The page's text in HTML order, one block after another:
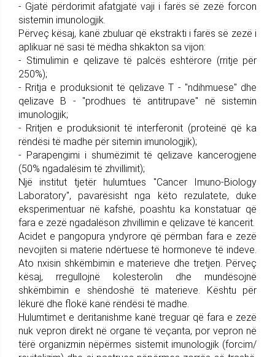
- Gjatë përdorimit afatgjatë vaji i farës së zezë forcon
sistemin imunologjik.
Përveç kësaj, kanë zbuluar që ekstrakti i farës së zezë i
aplikuar në sasi të mëdha shkakton sa vijon:
- Stimulimin e qelizave të palcës eshtërore (rritje për
250%);
- Rritja e produksionit të qelizave T - "ndihmuese" dhe
qelizave B - "prodhues të antitrupave" në sistemin
imunologjik;
- Rritjen e produksionit të interferonit (proteinë që ka
rëndësi të madhe për sitemin imunologjik);
- Parapengimi i shumëzimit të qelizave kancerogjene
(50% ngadalësim të zhvillimit);
Një institut tjetër hulumtues "Cancer Imuno-Biology
Laboratory", pavarësisht nga këto rezulatete, duke
eksperimentuar në kafshë, poashtu ka konstatuar që
fara e zezë ngadalëson zhvillimin e qelizave të kancerit.
Acidet e pangopura yndyrore që përmban fara e zezë
nevojiten si materie ndërtuese të hormoneve të indeve.
Ato nxisin shkëmbimin e materieve dhe tretjen. Përveç
kësaj, rregullojnë kolesterolin dhe mundësojnë
shkëmbimin e shëndoshë të materieve. Kështu për
lëkurë dhe flokë kanë rëndësi të madhe.
Hulumtimet e deritanishme kanë treguar që fara e zezë
nuk vepron direkt në organe të veçanta, por vepron në
tërë organizmin nëpërmes sistemit imunologjik (forcim/